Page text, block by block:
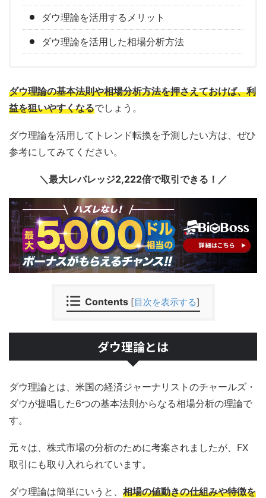
ダウ理論を活用するメリット
ダウ理論を活用した相場分析方法
ダウ理論の基本法則や相場分析方法を押さえておけば、利
益を狙いやすくなるでしょう。
ダウ理論を活用してトレンド転換を予測したい方は、ぜひ
参考にしてみてください。
＼最大レバレッジ2,222倍で取引できる！／
Contents [目次を表示する]
ダウ理論とは
ダウ理論とは、米国の経済ジャーナリストのチャールズ・
ダウが提唱した6つの基本法則からなる相場分析の理論で
す。
元々は、株式市場の分析のために考案されましたが、FX
取引にも取り入れられています。
ダウ理論は簡単にいうと、 相場の値動きの仕組みや特徴を